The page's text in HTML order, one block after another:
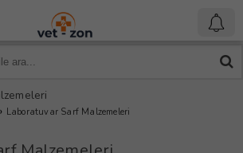
Laboratuvar Sarf Malzemeleri